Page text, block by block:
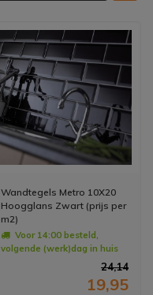
Wandtegels Metro 10X20
Hoogglans Zwart (prijs per
m2)
Voor 14:00 besteld,
volgende (werk)dag in huis
24,14
19,95